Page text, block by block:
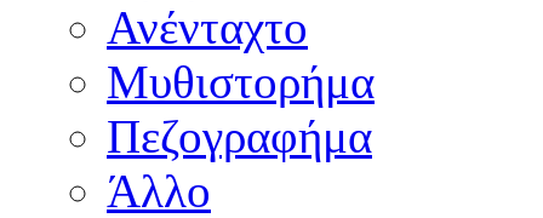
Ανένταχτο
Μυθιστορήμα
Πεζογραφήμα
Άλλο